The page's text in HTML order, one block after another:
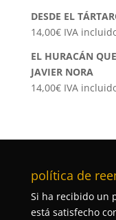
DESDE EL
14,00€ IVA
EL HURACÁN
JAVIER NORA
14,00€ IVA
política de
Si ha recibido un
está satisfecho